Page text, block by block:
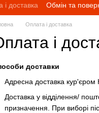
і доставка Обмін та
(оферта)
Умови
Оплата і доставка
і
доставки
Адресна доставка кур'єром
Доставка у відділення/
призначення. При виборі